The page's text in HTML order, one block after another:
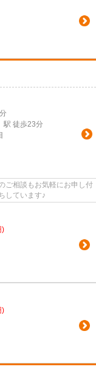
駅 徒歩23分
ご相談もお気軽にお申し付
しています♪
)
)